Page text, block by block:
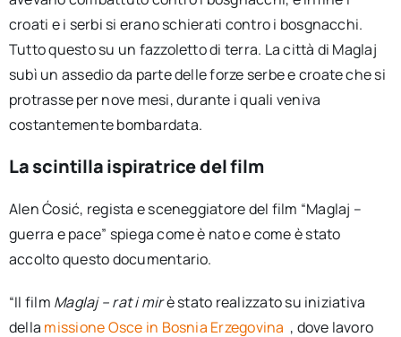
croati e i serbi si erano schierati contro i bosgnacchi.
Tutto questo su un fazzoletto di terra. La città di Maglaj
subì un assedio da parte delle forze serbe e croate che si
protrasse per nove mesi, durante i quali veniva
costantemente bombardata.
La scintilla ispiratrice del film
Alen Ćosić, regista e sceneggiatore del film “Maglaj –
guerra e pace” spiega come è nato e come è stato
accolto questo documentario.
“Il film Maglaj – rat i mirè stato realizzato su iniziativa
della missione Osce in Bosnia Erzegovina , dove lavoro